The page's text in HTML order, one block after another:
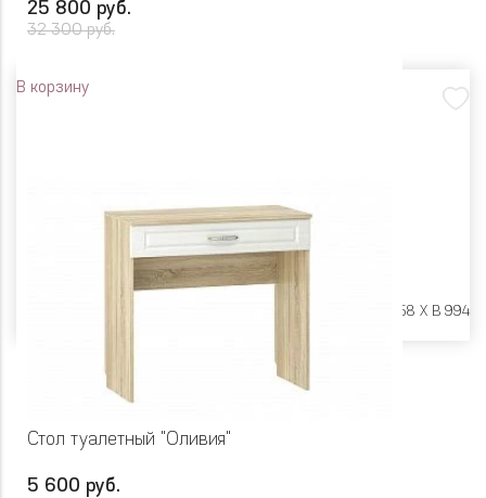
25 800 руб.
32 300 руб.
В корзину
Ш 1490 X Г 2058 X В 994
Стол туалетный "Оливия"
5 600 руб.